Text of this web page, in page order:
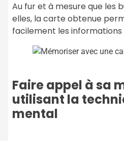
Au fur et à mesure que les
elles, la carte obtenue
facilement les
Faire appel à sa
utilisant la
mental